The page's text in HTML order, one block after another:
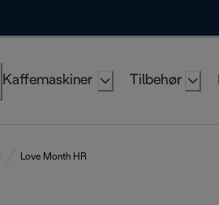
Kaffemaskiner Tilbehør
Love Month HR